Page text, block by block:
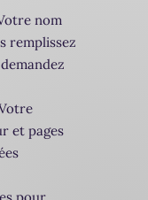
nom
remplissez
et pages